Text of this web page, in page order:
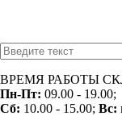
ВРЕМЯ РАБОТЫ
Пн-Пт: 09.00 - 19.00;
Сб: 10.00 - 15.00; Вс: